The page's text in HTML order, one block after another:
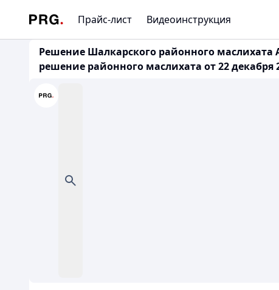
Прайс-лист Видеоинструкция
Решение Шалкарского районного маслихата
решение районного маслихата от 22